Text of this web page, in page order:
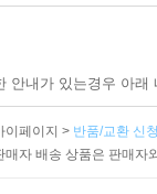
내가 있는경우 아
이페이지 > 반품/교환 신
매자 배송 상품은 판매자